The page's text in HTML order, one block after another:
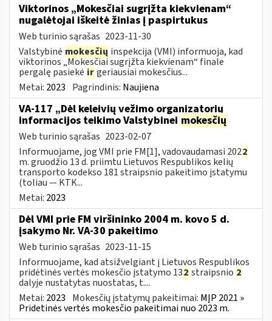
Viktorinos „Mokesčiai sugrįžta kiekvienam“
nugalėtojai iškeitė žinias į paspirtukus
Web turinio sąrašas 2023-11-30
Valstybinė mokesčių inspekcija (VMI) informuoja, kad
viktorinos „Mokesčiai sugrįžta kiekvienam“ finale
pergalę pasiekė irgeriausiai mokesčius...
Metai: 2023 Pagrindinis: Naujiena
VA-117 „Dėl keleivių vežimo organizatorių
informacijos teikimo Valstybinei mokesčių
Web turinio sąrašas 2023-02-07
Informuojame, jog VMI prie FM[1], vadovaudamasi 2022
m. gruodžio 13 d. priimtu Lietuvos Respublikos kelių
transporto kodekso 181 straipsnio pakeitimo įstatymu
(toliau — KTK...
Metai: 2023
Dėl VMI prie FM viršininko 2004 m. kovo 5 d.
įsakymo Nr. VA-30 pakeitimo
Web turinio sąrašas 2023-11-15
Informuojame, kad atsižvelgiant į Lietuvos Respublikos
pridėtinės vertės mokesčio įstatymo 132 straipsnio 2
dalyje nustatytas nuostatas, t....
Metai: 2023 Mokesčių įstatymų pakeitimai: MĮP 2021 »
Pridetinės vertės mokesčio pakeitimai nuo 2023 m.